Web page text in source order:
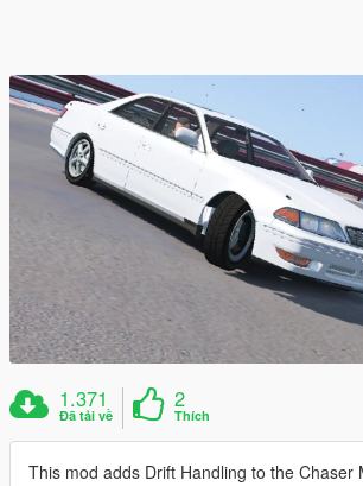
1.371
Đã tải về
2
Thích
This mod adds Drift Handling to the Chaser